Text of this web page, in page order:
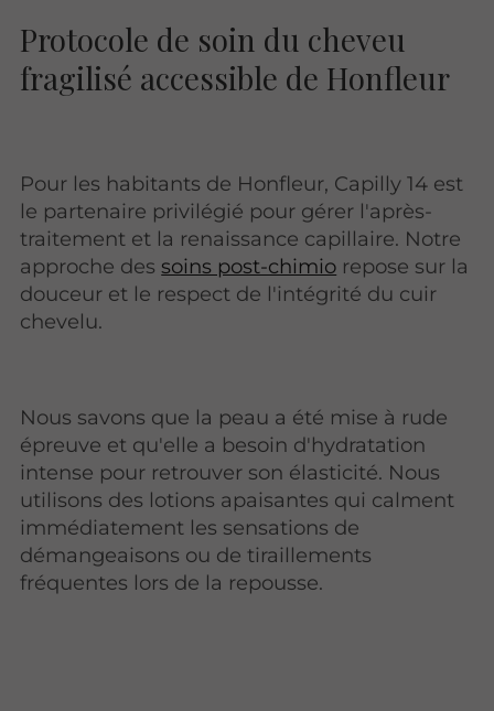
Protocole de soin du cheveu
fragilisé accessible de Honfleur
Pour les habitants de Honfleur, Capilly 14 est
le partenaire privilégié pour gérer l'après-
traitement et la renaissance capillaire. Notre
approche dessoins post-chimio repose sur la
douceur et le respect de l'intégrité du cuir
chevelu.
Nous savons que la peau a été mise à rude
épreuve et qu'elle a besoin d'hydratation
intense pour retrouver son élasticité. Nous
utilisons des lotions apaisantes qui calment
immédiatement les sensations de
démangeaisons ou de tiraillements
fréquentes lors de la repousse.